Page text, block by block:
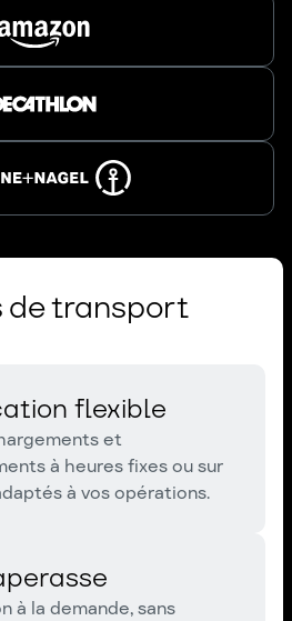
de transport
flexible
et
à heures fixes ou sur
à vos opérations.
à la demande, sans